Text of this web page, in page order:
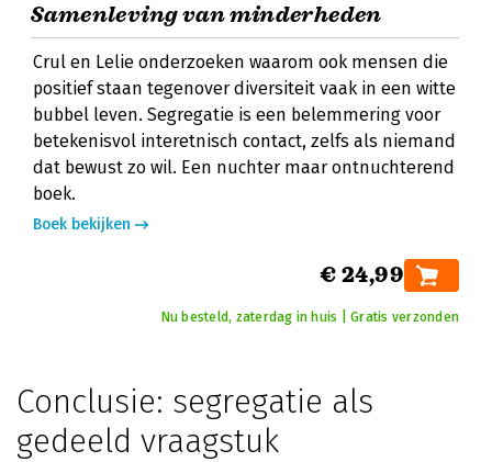
Samenleving van minderheden
Crul en Lelie onderzoeken waarom ook mensen die
positief staan tegenover diversiteit vaak in een witte
bubbel leven. Segregatie is een belemmering voor
betekenisvol interetnisch contact, zelfs als niemand
dat bewust zo wil. Een nuchter maar ontnuchterend
boek.
Boek bekijken
€ 24,99
Nu besteld, zaterdag in huis | Gratis verzonden
Conclusie: segregatie als
gedeeld vraagstuk